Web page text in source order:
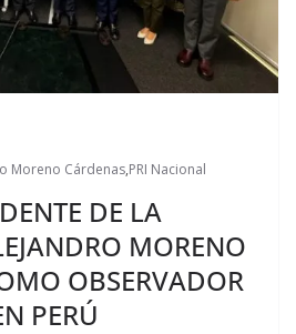
Moreno Cárdenas,PRI Nacional
DE LA
MORENO
OBSERVADOR
PERÚ